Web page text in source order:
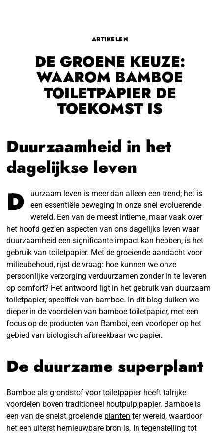
ARTIKELEN
DE GROENE KEUZE:
WAAROM BAMBOE
TOILETPAPIER DE
TOEKOMST IS
Duurzaamheid in het
dagelijkse leven
D
uurzaam leven is meer dan alleen een trend; het is
een essentiële beweging in onze snel evoluerende
wereld. Een van de meest intieme, maar vaak over
het hoofd gezien aspecten van ons dagelijks leven waar
duurzaamheid een significante impact kan hebben, is het
gebruik van toiletpapier. Met de groeiende aandacht voor
milieubehoud, rijst de vraag: hoe kunnen we onze
persoonlijke verzorging verduurzamen zonder in te leveren
op comfort? Het antwoord ligt in het gebruik van duurzaam
toiletpapier, specifiek van bamboe. In dit blog duiken we
dieper in de voordelen van bamboe toiletpapier, met een
focus op de producten van Bamboi, een voorloper op het
gebied van biologisch afbreekbaar wc papier.
De duurzame superplant
Bamboe als grondstof voor toiletpapier heeft talrijke
voordelen boven traditioneel houtpulp papier. Bamboe is
een van de snelst groeiende planten ter wereld, waardoor
het een uiterst hernieuwbare bron is. In tegenstelling tot